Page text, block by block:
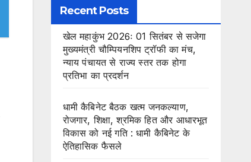
Recent Posts
खेल महाकुंभ 2026ः 01 सितंबर से सजेगा
मुख्यमंत्री चौम्पियनशिप ट्रॉफी का मंच,
न्याय पंचायत से राज्य स्तर तक होगा
प्रतिभा का प्रदर्शन
धामी कैबिनेट बैठक खत्म जनकल्याण,
रोजगार, शिक्षा, श्रमिक हित और आधारभूत
विकास को नई गति : धामी कैबिनेट के
ऐतिहासिक फैसले